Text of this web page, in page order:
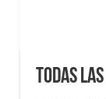
Todas